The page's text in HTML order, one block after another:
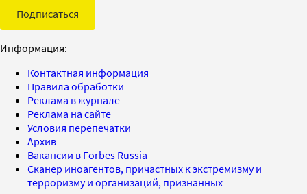
Подписаться
Информация:
Контактная информация
Правила обработки
Реклама в журнале
Реклама на сайте
Условия перепечатки
Архив
Вакансии в Forbes Russia
Сканер иноагентов, причастных к экстремизму и
терроризму и организаций, признанных